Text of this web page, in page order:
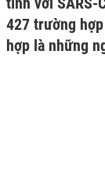
427 trường
hợp là những